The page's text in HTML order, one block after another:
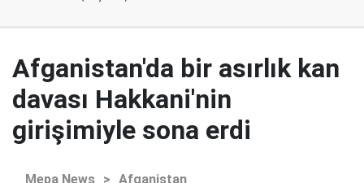
Afganistan'da bir asırlık kan
davası Hakkani'nin
girişimiyle sona erdi
Mepa News > Afganistan